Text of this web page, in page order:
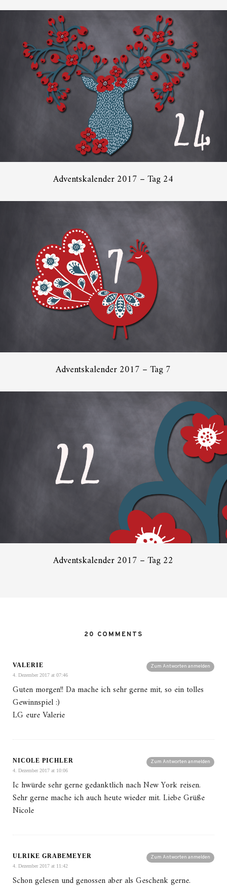
Adventskalender 2017 – Tag 24
Adventskalender 2017 – Tag 7
Adventskalender 2017 – Tag 22
20 COMMENTS
Zum Antworten anmelden
VALERIE
4. Dezember 2017 at 07:46
Guten morgen!! Da mache ich sehr gerne mit, so ein tolles
Gewinnspiel :)
LG eure Valerie
Zum Antworten anmelden
NICOLE PICHLER
4. Dezember 2017 at 10:06
Ic hwürde sehr gerne gedanktlich nach New York reisen.
Sehr gerne mache ich auch heute wieder mit. Liebe Grüße
Nicole
Zum Antworten anmelden
ULRIKE GRABEMEYER
4. Dezember 2017 at 11:42
Schon gelesen und genossen aber als Geschenk gerne.